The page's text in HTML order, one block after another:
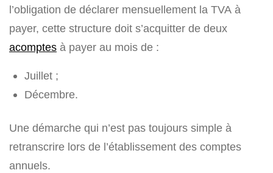
l’obligation de déclarer mensuellement la TVA à
payer, cette structure doit s’acquitter de deux
acomptes à payer au mois de :
Juillet ;
Décembre.
Une démarche qui n’est pas toujours simple à
retranscrire lors de l’établissement des comptes
annuels.